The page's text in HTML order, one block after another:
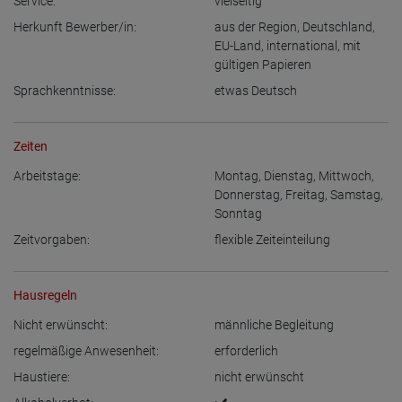
Herkunft Bewerber/in:
aus der Region, Deutschland,
EU-Land, international, mit
gültigen Papieren
Sprachkenntnisse:
etwas Deutsch
Zeiten
Arbeitstage: Montag, Dienstag, Mittwoch,
Donnerstag, Freitag, Samstag,
Sonntag
Zeitvorgaben:
flexible Zeiteinteilung
Hausregeln
Nicht erwünscht:
männliche Begleitung
regelmäßige Anwesenheit:
erforderlich
Haustiere:
nicht erwünscht